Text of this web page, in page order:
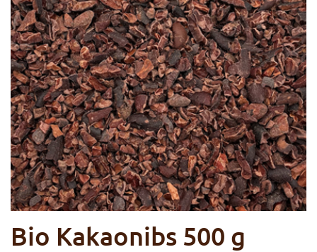
Bio Kakaonibs 500 g